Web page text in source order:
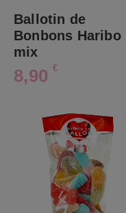
Ballotin de
Bonbons Haribo
mix
8,90 €